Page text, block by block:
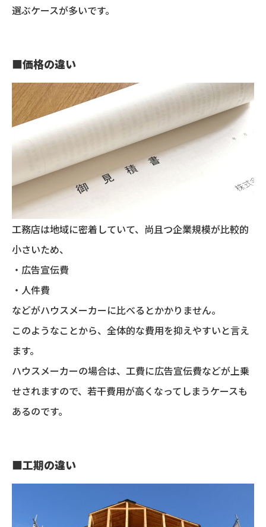
選ぶケースが多いです。
■価格の違い
工務店は地域に密着していて、尚且つ企業規模が比較的
小さいため、
・広告宣伝費
・人件費
などがハウスメーカーに比べるとかかりません。
このようなことから、全体的な費用を抑えやすいと言え
ます。
ハウスメーカーの場合は、工費に広告宣伝費などが上乗
せされますので、若干費用が高くなってしまうケースも
あるのです。
■工期の違い